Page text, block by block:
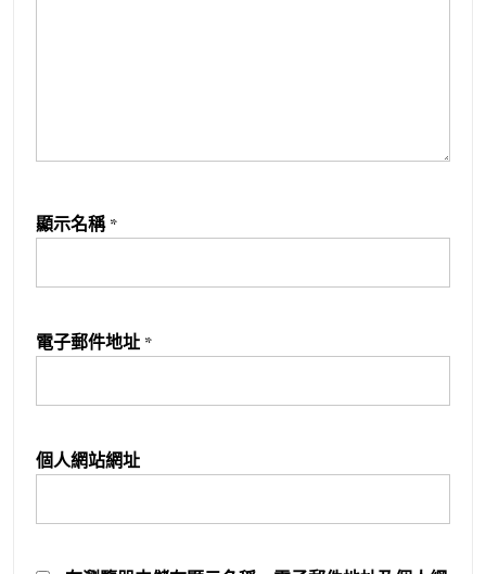
顯示名稱 *
電子郵件地址 *
個人網站網址